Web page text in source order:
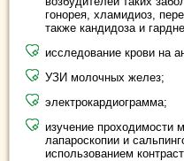
гонорея, хламидиоз,
также кандидоза и
исследование крови на
УЗИ молочных желез;
электрокардиограмма;
изучение проходимости
лапароскопии и
использованием